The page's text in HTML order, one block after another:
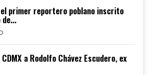
el primer reportero poblano inscrito
a Rodolfo Chávez Escudero, ex